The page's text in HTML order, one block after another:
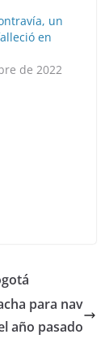
un
en
de 2022
para nav
año pasado